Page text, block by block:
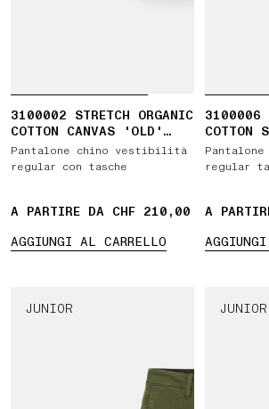
3100002 STRETCH ORGANIC
COTTON CANVAS 'OLD'
EFFECT
Pantalone chino vestibilità
regular con tasche
A PARTIRE DA CHF 210,00
AGGIUNGI AL CARRELLO
3100006
COTTON
regular
A
JUNIOR JUNIOR